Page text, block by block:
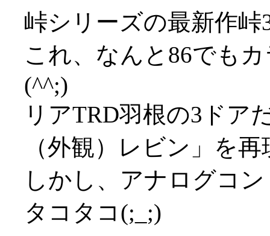
峠シリーズの最新作峠
これ、なんと86でも
(^^;)
リアTRD羽根の3ドア
（外観）レビン」を再
しかし、アナログコ
タコタコ(;_;)